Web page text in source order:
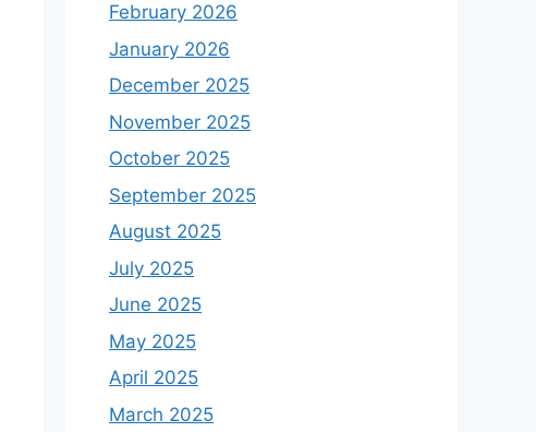
February 2026
January 2026
December 2025
November 2025
October 2025
September 2025
August 2025
July 2025
June 2025
May 2025
April 2025
March 2025